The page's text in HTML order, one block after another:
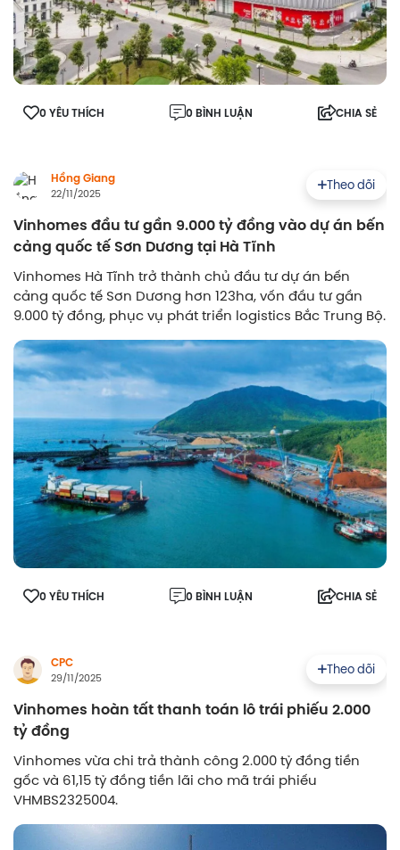
0 YÊU THÍCH 0 BÌNH LUẬN CHIA SẺ
Hồng Giang
22/11/2025
Theo dõi
Vinhomes đầu tư gần 9.000 tỷ đồng vào dự án bến
cảng quốc tế Sơn Dương tại Hà Tĩnh
Vinhomes Hà Tĩnh trở thành chủ đầu tư dự án bến
cảng quốc tế Sơn Dương hơn 123ha, vốn đầu tư gần
9.000 tỷ đồng, phục vụ phát triển logistics Bắc Trung Bộ.
0 YÊU THÍCH 0 BÌNH LUẬN CHIA SẺ
CPC
29/11/2025
Theo dõi
Vinhomes hoàn tất thanh toán lô trái phiếu 2.000
tỷ đồng
Vinhomes vừa chi trả thành công 2.000 tỷ đồng tiền
gốc và 61,15 tỷ đồng tiền lãi cho mã trái phiếu
VHMBS2325004.